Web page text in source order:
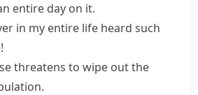
entire day on it.
in my entire life heard such
threatens to wipe out the
.